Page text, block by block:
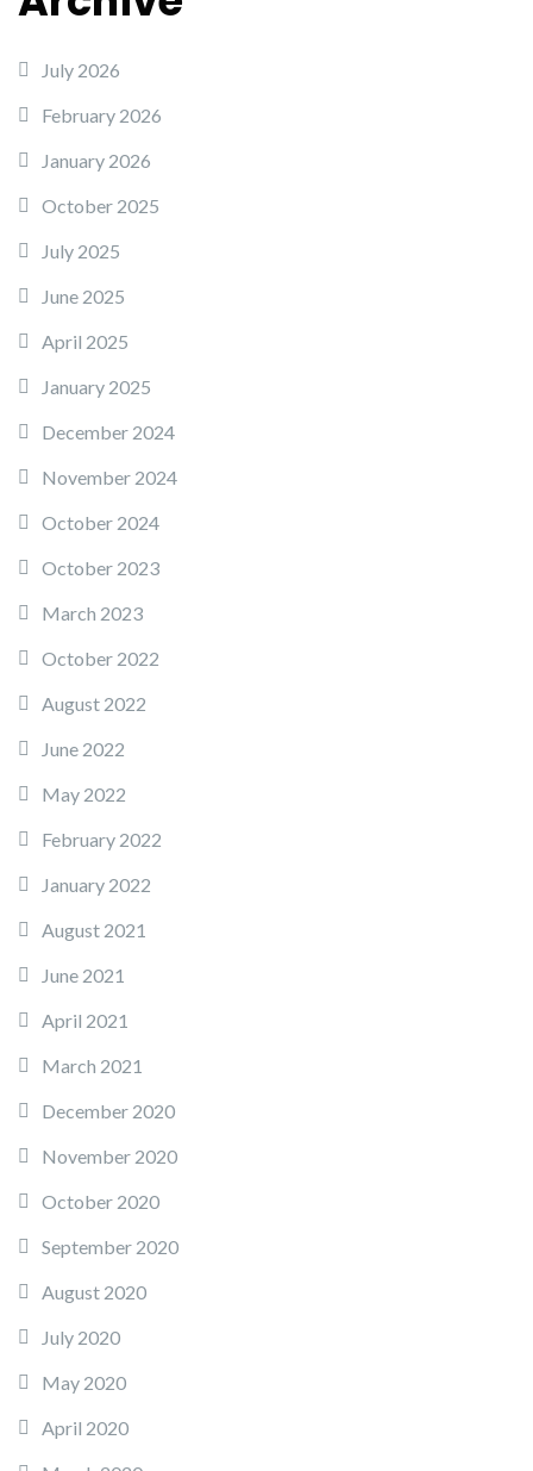
July 2026
February 2026
January 2026
October 2025
July 2025
June 2025
April 2025
January 2025
December 2024
November 2024
October 2024
October 2023
March 2023
October 2022
August 2022
June 2022
May 2022
February 2022
January 2022
August 2021
June 2021
April 2021
March 2021
December 2020
November 2020
October 2020
September 2020
August 2020
July 2020
May 2020
April 2020